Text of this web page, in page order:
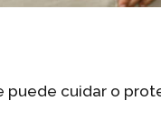
puede cuidar o